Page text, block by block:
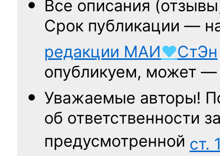
Все описания
Срок публикации —
редакции МАИ♥СтЭн
опубликуем, может
Уважаемые авторы!
об ответственности
предусмотренной ст.